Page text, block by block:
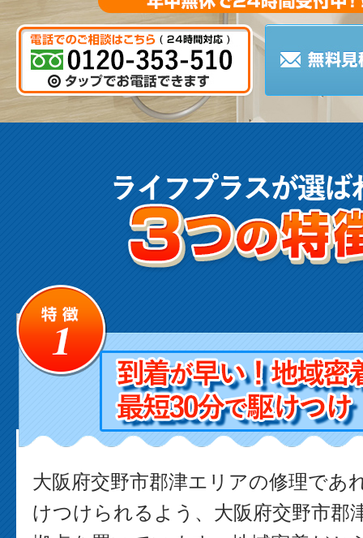
大阪府交野市郡津エリアの修理であ
けつけられるよう、大阪府交野市郡